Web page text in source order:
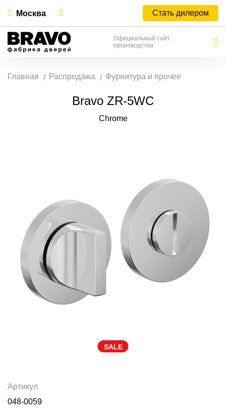
Москва Стать дилером
Официальный сайт
производства
Главная Распродажа Фурнитура и прочее
Bravo ZR-5WC
Chrome
SALE
Артикул
048-0059